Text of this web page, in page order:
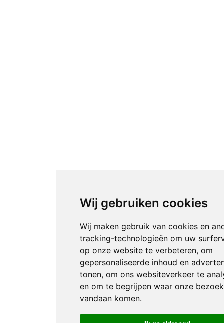
Wij gebruiken cookies
Wij maken gebruik van cookies en
tracking-technologieën om uw
op onze website te verbeteren, om
gepersonaliseerde inhoud en
tonen, om ons websiteverkeer te
en om te begrijpen waar onze
vandaan komen.